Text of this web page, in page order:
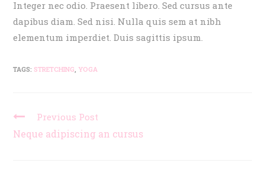
Integer nec odio. Praesent libero. Sed cursus ante
dapibus diam. Sed nisi. Nulla quis sem at nibh
elementum imperdiet. Duis sagittis ipsum.
TAGS: STRETCHING YOGA
Previous Post
Neque adipiscing an cursus